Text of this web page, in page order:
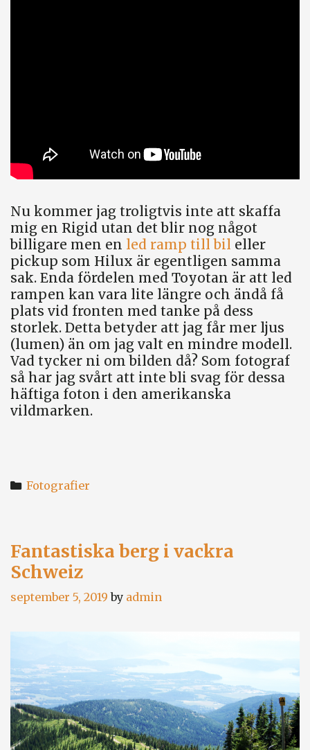
Nu kommer jag troligtvis inte att skaffa
mig en Rigid utan det blir nog något
billigare men en led ramp till bil eller
pickup som Hilux är egentligen samma
sak. Enda fördelen med Toyotan är att led
rampen kan vara lite längre och ändå få
plats vid fronten med tanke på dess
storlek. Detta betyder att jag får mer ljus
(lumen) än om jag valt en mindre modell.
Vad tycker ni om bilden då? Som fotograf
så har jag svårt att inte bli svag för dessa
häftiga foton i den amerikanska
vildmarken.
Categories
Fotografier
Fantastiska berg i vackra
Schweiz
september 5, 2019 by admin